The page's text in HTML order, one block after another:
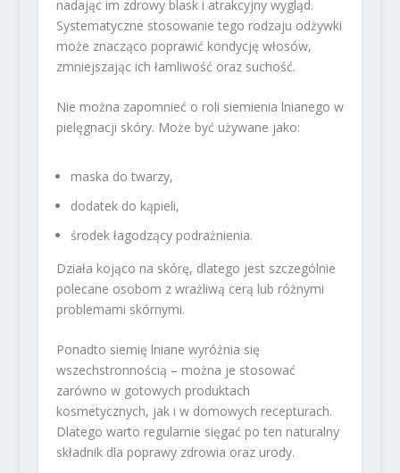
nadając im zdrowy blask i atrakcyjny wygląd.
Systematyczne stosowanie tego rodzaju odżywki
może znacząco poprawić kondycję włosów,
zmniejszając ich łamliwość oraz suchość.
Nie można zapomnieć o roli siemienia lnianego w
pielęgnacji skóry. Może być używane jako:
maska do twarzy,
dodatek do kąpieli,
środek łagodzący podrażnienia.
Działa kojąco na skórę, dlatego jest szczególnie
polecane osobom z wrażliwą cerą lub różnymi
problemami skórnymi.
Ponadto siemię lniane wyróżnia się
wszechstronnością – można je stosować
zarówno w gotowych produktach
kosmetycznych, jak i w domowych recepturach.
Dlatego warto regularnie sięgać po ten naturalny
składnik dla poprawy zdrowia oraz urody.